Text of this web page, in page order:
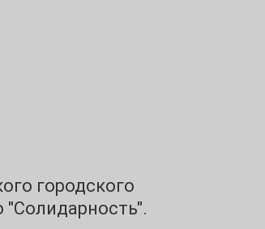
городского
"Солидарность".